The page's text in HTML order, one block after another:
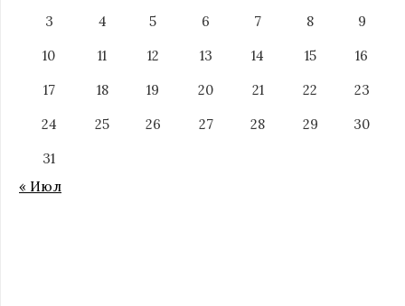
3
4 5 6 7 8
9
10
11 12 13 14 15
16
17
18 19 20 21 22
23
24
25 26 27 28 29
30
31
« Июл